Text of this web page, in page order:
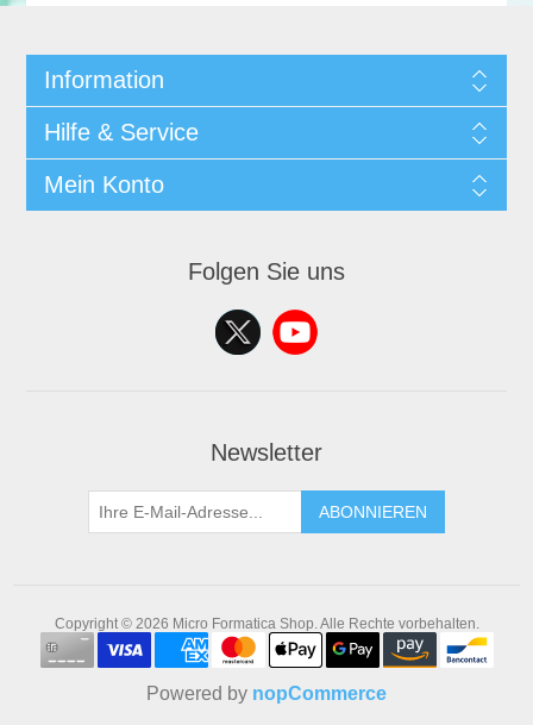
Information
Hilfe & Service
Mein Konto
Folgen Sie uns
Newsletter
ABONNIEREN
Copyright © 2026 Micro Formatica Shop. Alle Rechte vorbehalten.
Powered by nopCommerce